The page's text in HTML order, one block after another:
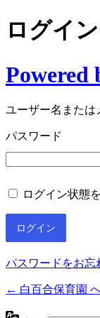
ログイン
Powered
ユーザー名または
パスワード
ログイン状態
パスワードをお忘
← 白百合保育園